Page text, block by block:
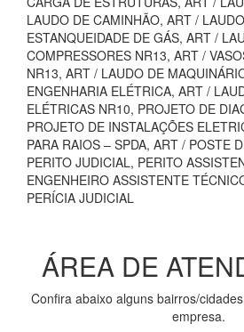
LAUDO DE CAMINHÃO, ART /
ESTANQUEIDADE DE GÁS, ART /
COMPRESSORES NR13, ART /
NR13, ART / LAUDO DE
ENGENHARIA ELÉTRICA, ART /
ELÉTRICAS NR10, PROJETO DE
PROJETO DE INSTALAÇÕES
PARA RAIOS – SPDA, ART / POSTE
PERITO JUDICIAL, PERITO
ENGENHEIRO ASSISTENTE
PERÍCIA JUDICIAL
ÁREA DE
Confira abaixo alguns bairros/
empresa.